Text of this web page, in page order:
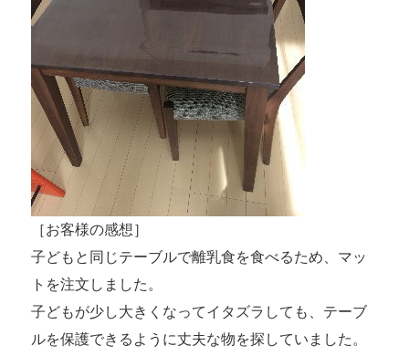
［お客様の感想］
子どもと同じテーブルで離乳食を食べるため、マッ
トを注文しました。
子どもが少し大きくなってイタズラしても、テーブ
ルを保護できるように丈夫な物を探していました。